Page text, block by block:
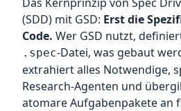
(SDD) mit GSD: Erst die
Code. Wer GSD nutzt,
.spec-Datei, was gebaut
extrahiert alles Notwendige,
Research-Agenten und
atomare Aufgabenpakete an